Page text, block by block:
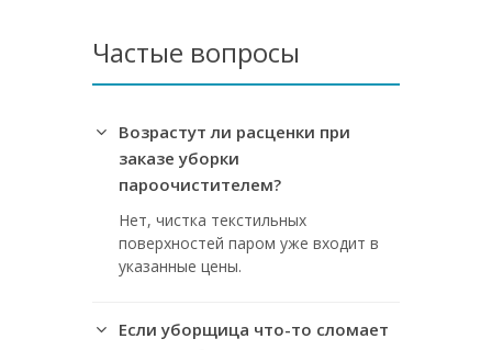
Частые вопросы
Возрастут ли расценки при
заказе уборки
пароочистителем?
Нет, чистка текстильных
поверхностей паром уже входит в
указанные цены.
Если уборщица что-то сломает